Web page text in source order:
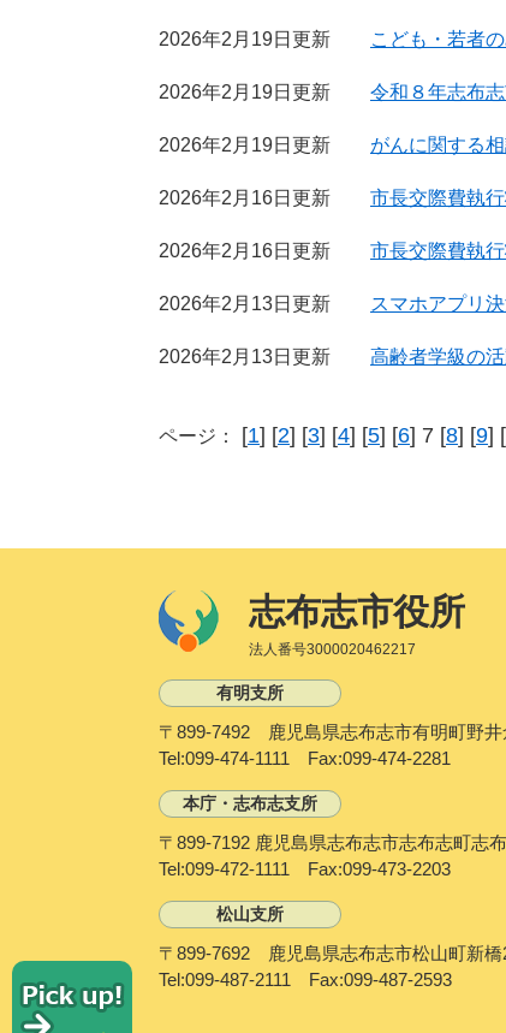
2026年2月19日更新 こども・若者
2026年2月19日更新 令和８年志布
2026年2月19日更新 がんに関する
2026年2月16日更新 市長交際費執
2026年2月16日更新 市長交際費執
2026年2月13日更新 スマホアプリ
2026年2月13日更新 高齢者学級の
ページ： [1] [2] [3] [4] [5] [6] 7 [8] [9] [
志布志市役所
法人番号3000020462217
有明支所
〒899-7492 鹿児島県志布志市有明町野井
Tel:099-474-1111 Fax:099-474-2281
本庁・志布志支所
〒899-7192 鹿児島県志布志市志布志町志
Tel:099-472-1111 Fax:099-473-2203
松山支所
〒899-7692 鹿児島県志布志市松山町新橋
Tel:099-487-2111 Fax:099-487-2593
P
c